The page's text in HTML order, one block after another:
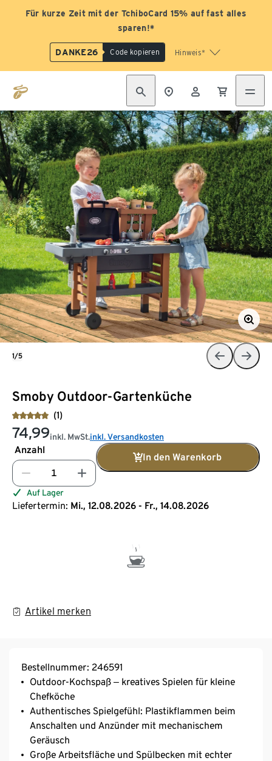
Für kurze Zeit mit der TchiboCard 15% auf fast alles
sparen!*
DANKE26 Code kopieren Hinweis*
Smoby Outdoor-Gartenküche
(1)
74,99inkl. MwSt.inkl. Versandkosten
Anzahl
In den Warenkorb
Auf Lager
Liefertermin: Mi., 12.08.2026 - Fr., 14.08.2026
Artikel merken
1/5
Bestellnummer: 246591
Outdoor-Kochspaß ‒ kreatives Spielen für kleine
Chefköche
Authentisches Spielgefühl: Plastikflammen beim
Anschalten und Anzünder mit mechanischem
Geräusch
Große Arbeitsfläche und Spülbecken mit echter